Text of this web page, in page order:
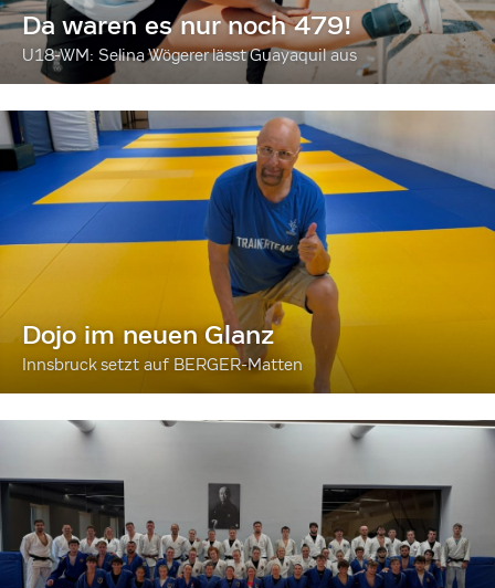
Da waren es nur noch 479!
U18-WM: Selina Wögerer lässt Guayaquil aus
Dojo im neuen Glanz
Innsbruck setzt auf BERGER-Matten